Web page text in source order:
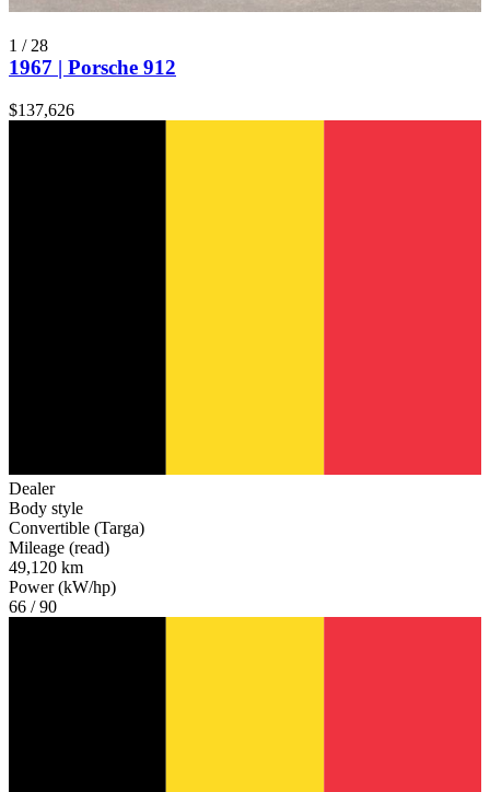
1 / 28
1967 | Porsche 912
$137,626
Dealer
Body style
Convertible (Targa)
Mileage (read)
49,120 km
Power (kW/hp)
66 / 90